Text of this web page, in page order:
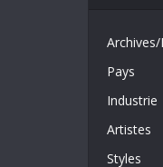
Pays
Industrie
Artistes
Styles